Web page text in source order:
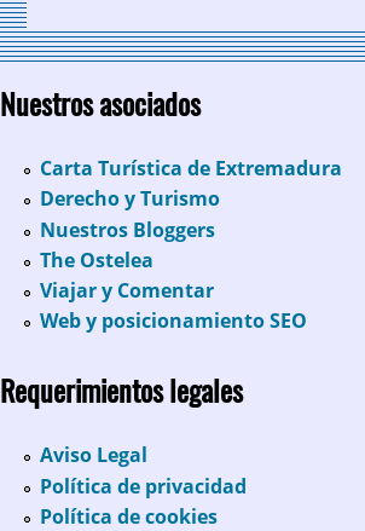
Nuestros asociados
Carta Turística de Extremadura
Derecho y Turismo
Nuestros Bloggers
The Ostelea
Viajar y Comentar
Web y posicionamiento SEO
Requerimientos legales
Aviso Legal
Política de privacidad
Política de cookies